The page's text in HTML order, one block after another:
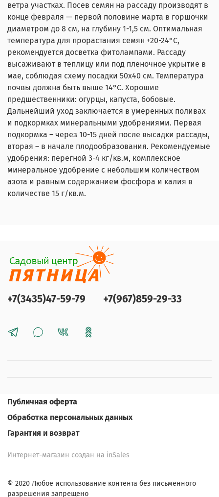
ветра участках. Посев семян на рассаду производят в
конце февраля — первой половине марта в горшочки
диаметром до 8 см, на глубину 1-1,5 см. Оптимальная
температура для прорастания семян +20-24°С,
рекомендуется досветка фитолампами. Рассаду
высаживают в теплицу или под пленочное укрытие в
мае, соблюдая схему посадки 50х40 см. Температура
почвы должна быть выше 14°С. Хорошие
предшественники: огурцы, капуста, бобовые.
Дальнейший уход заключается в умеренных поливах
и подкормках минеральными удобрениями. Первая
подкормка – через 10-15 дней после высадки рассады,
вторая – в начале плодообразования. Рекомендуемые
удобрения: перегной 3-4 кг/кв.м, комплексное
минеральное удобрение с небольшим количеством
азота и равным содержанием фосфора и калия в
количестве 15 г/кв.м.
+7(3435)47-59-79 +7(967)859-29-33
Публичная оферта
Обработка персональных данных
Гарантия и возврат
Интернет-магазин создан на inSales
© 2020 Любое использование контента без письменного
разрешения запрещено